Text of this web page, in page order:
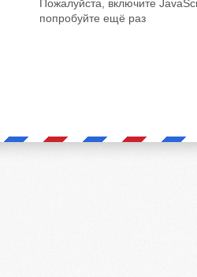
Пожалуйста, включите
попробуйте ещё раз